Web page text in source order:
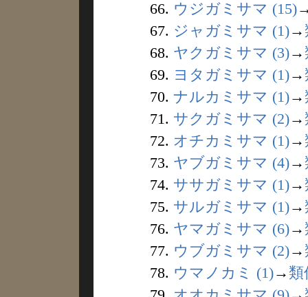
66. ウジガミサマ (15)
67. ジャガミサマ (1)→
68. ヤクガミサマ (3)→
69. ヨタガミサマ (1)→
70. ナルカミサマ (1)→
71. サクガミサマ (2)→
72. オチカミサマ (1)→
73. ヤブガミサマ (4)→
74. ササガミサマ (1)→
75. サルガミサマ (1)→
76. ヤマガミサマ (6)→
77. ウブガミサマ (2)→
78. ウマノカミ (1)→ 類